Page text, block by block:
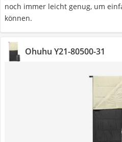
noch immer leicht genug, um
können.
Ohuhu Y21-80500-31